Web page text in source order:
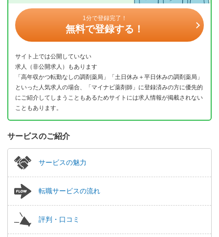
1分で登録完了！
無料で登録する！
サイト上では公開していない
求人（非公開求人）もあります
「高年収かつ転勤なしの調剤薬局」「土日休み＋平日休みの調剤薬局」
といった人気求人の場合、「マイナビ薬剤師」に登録済みの方に優先的
にご紹介してしまうこともあるためサイトには求人情報が掲載されない
こともあります。
サービスのご紹介
サービスの魅力
転職サービスの流れ
評判・口コミ